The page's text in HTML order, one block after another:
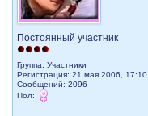
Постоянный участник
Группа: Участники
Регистрация: 21 мая 2006, 17:10
Сообщений: 2096
Пол: